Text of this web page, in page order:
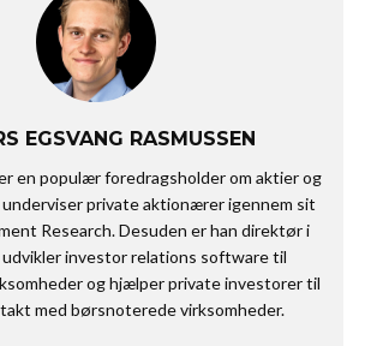
EGSVANG RASMUSSEN
en populær foredragsholder om aktier og
private aktionærer igennem sit
Research. Desuden er han direktør i
udvikler investor relations software til
og hjælper private investorer til
med børsnoterede virksomheder.